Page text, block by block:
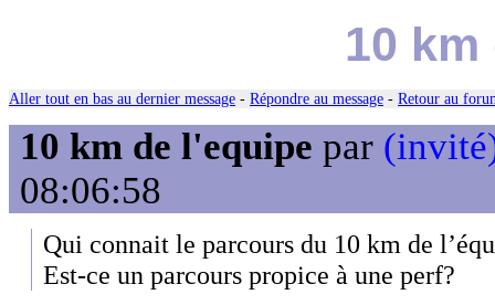
10
Aller tout en bas au dernier message - Répondre au message - Retour au
10 km de l'equipe par
08:06:58
Qui connait le parcours du 10 km de
Est-ce un parcours propice à une perf?